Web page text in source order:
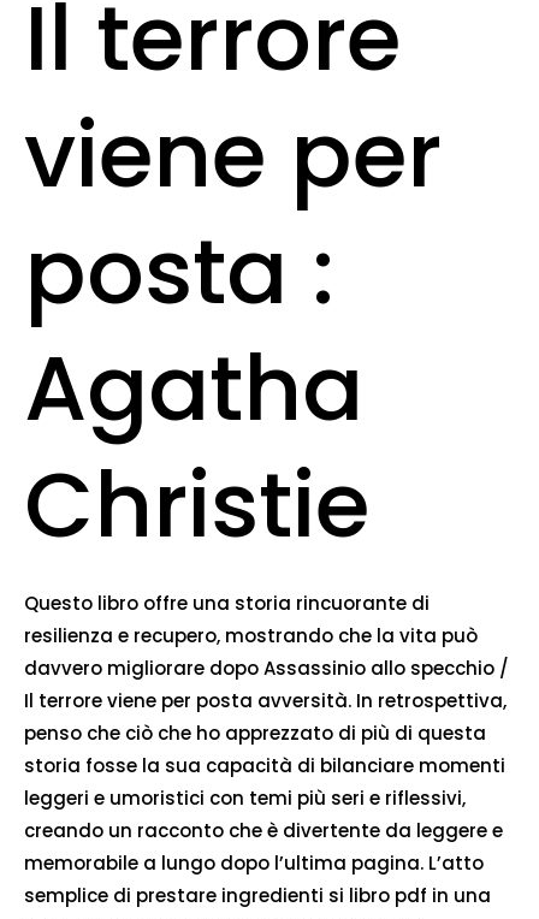
Il terrore
viene per
posta :
Agatha
Christie
Questo libro offre una storia rincuorante di
resilienza e recupero, mostrando che la vita può
davvero migliorare dopo Assassinio allo specchio /
Il terrore viene per posta avversità. In retrospettiva,
penso che ciò che ho apprezzato di più di questa
storia fosse la sua capacità di bilanciare momenti
leggeri e umoristici con temi più seri e riflessivi,
creando un racconto che è divertente da leggere e
memorabile a lungo dopo l’ultima pagina. L’atto
semplice di prestare ingredienti si libro pdf in una